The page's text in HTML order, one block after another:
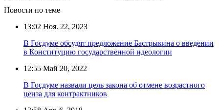
Новости по теме
13:02 Ноя. 22, 2023
В Госдуме обсудят предложение Бастрыкина о введении
в Конституцию государственной идеологии
12:55 Май 20, 2022
В Госдуме назвали цель закона об отмене возрастного
ценза для контрактников